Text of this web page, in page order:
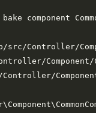
component
Controller/
Component/